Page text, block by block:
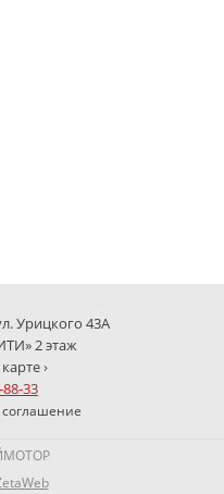
Урицкого 43А
2 этаж
›
88-33
соглашение